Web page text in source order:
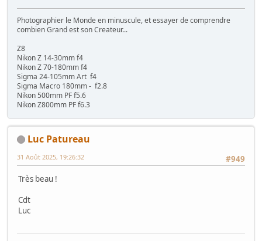
Photographier le Monde en minuscule, et essayer de comprendre
combien Grand est son Createur...
Z8
Nikon Z 14-30mm f4
Nikon Z 70-180mm f4
Sigma 24-105mm Art f4
Sigma Macro 180mm - f2.8
Nikon 500mm PF f5.6
Nikon Z800mm PF f6.3
Luc Patureau
#949
31 Août 2025, 19:26:32
Très beau !
Cdt
Luc